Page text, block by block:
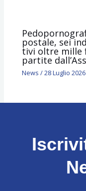
postale, sei
tivi oltre mille
partite
News /28 Luglio 2026